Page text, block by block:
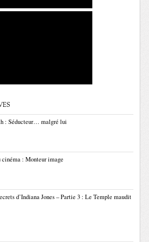
: Séducteur… malgré lui
: Monteur image
d’Indiana Jones – Partie 3 : Le Temple maudit